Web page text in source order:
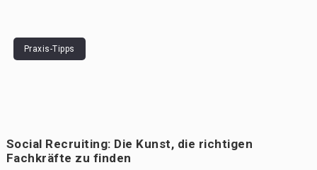
Praxis-Tipps
Social Recruiting: Die Kunst, die richtigen
Fachkräfte zu finden